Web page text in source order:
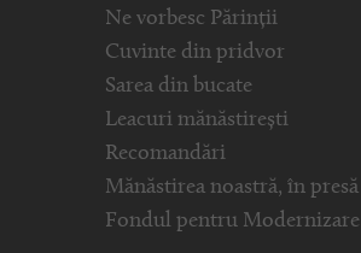
Ne vorbesc Părinții
Cuvinte din pridvor
Sarea din bucate
Leacuri mănăstirești
Recomandări
Mănăstirea noastră, în presă
Fondul pentru Modernizare